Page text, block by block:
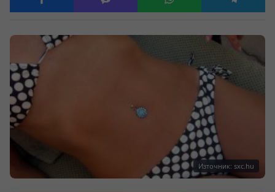
Източник: sxc.hu